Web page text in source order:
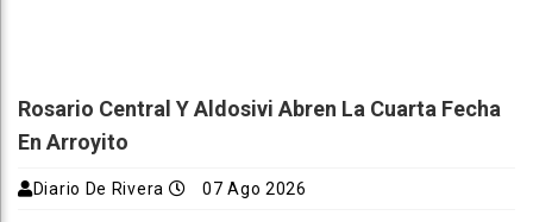
Rosario Central Y Aldosivi Abren La Cuarta Fecha
En Arroyito
Diario De Rivera 07 Ago 2026